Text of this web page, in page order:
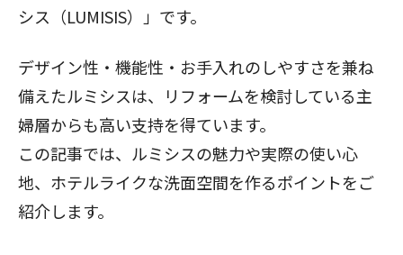
シス（LUMISIS）」です。
デザイン性・機能性・お手入れのしやすさを兼ね
備えたルミシスは、リフォームを検討している主
婦層からも高い支持を得ています。
この記事では、ルミシスの魅力や実際の使い心
地、ホテルライクな洗面空間を作るポイントをご
紹介します。